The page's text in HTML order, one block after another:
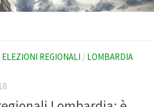
ELEZIONI REGIONALI / LOMBARDIA